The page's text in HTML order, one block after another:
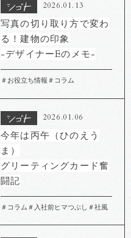
2026.01.13
写真の切り取り方で変わ
る！建物の印象
-デザイナーEのメモ-
＃お役立ち情報＃コラム
2026.01.06
今年は丙午（ひのえう
ま）
グリーティングカード奮
闘記
＃コラム ＃入社前ヒマつぶし ＃社風